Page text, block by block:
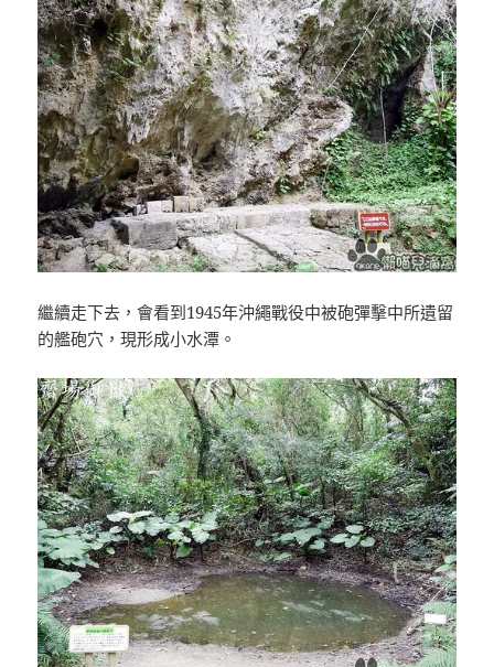
繼續走下去，會看到1945年沖繩戰役中被砲彈擊中所遺留
的艦砲穴，現形成小水潭。